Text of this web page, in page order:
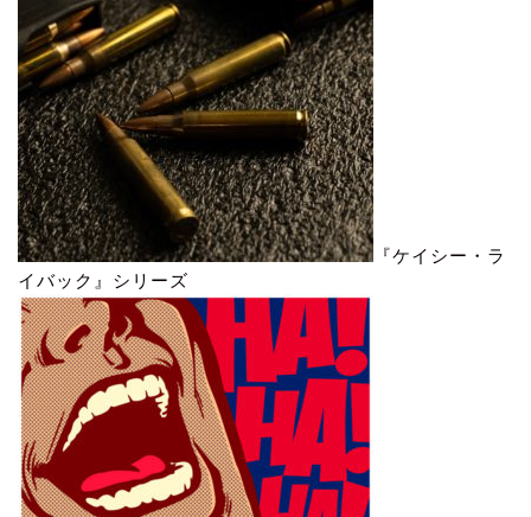
『ケイシー・ラ
イバック』シリーズ